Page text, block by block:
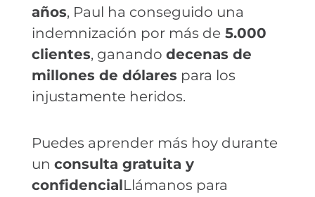
años, Paul ha conseguido una
indemnización por más de 5.000
clientes, ganando decenas de
millones de dólares para los
injustamente heridos.
Puedes aprender más hoy durante
un consulta gratuita y
confidencialLlámanos para